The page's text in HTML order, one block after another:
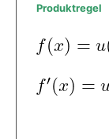
Produktregel